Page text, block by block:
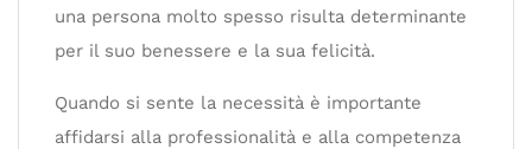
una persona molto spesso risulta determinante
per il suo benessere e la sua felicità.
Quando si sente la necessità è importante
affidarsi alla professionalità e alla competenza